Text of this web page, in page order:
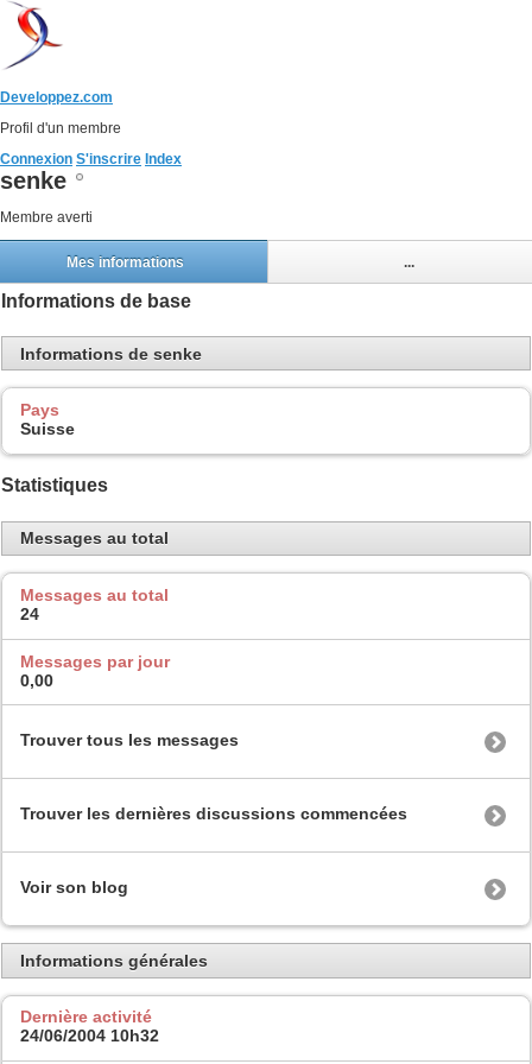
Developpez.com
Profil d'un membre
Connexion S'inscrire Index
senke
Membre averti
Mes informations ...
Informations de base
Informations de senke
Pays
Suisse
Statistiques
Messages au total
Messages au total
24
Messages par jour
0,00
Trouver tous les messages
Trouver les dernières discussions commencées
Voir son blog
Informations générales
Dernière activité
24/06/2004 10h32